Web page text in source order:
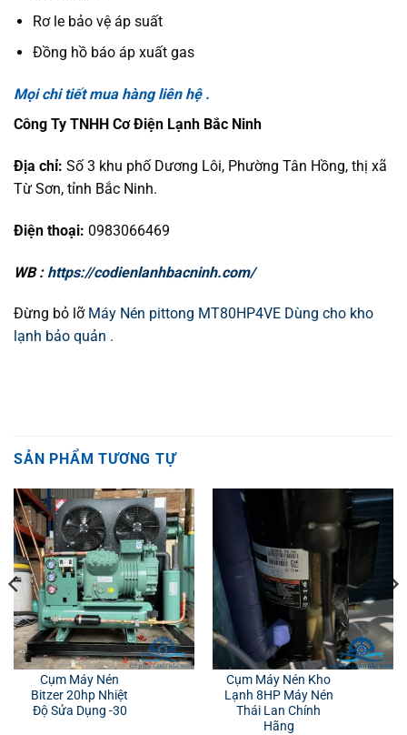
Rơ le bảo vệ áp suất
Đồng hồ báo áp xuất gas
Mọi chi tiết mua hàng liên hệ .
Công Ty TNHH Cơ Điện Lạnh Bắc Ninh
Địa chỉ: Số 3 khu phố Dương Lôi, Phường Tân Hồng, thị xã
Từ Sơn, tỉnh Bắc Ninh.
Điện thoại: 0983066469
WB : https://codienlanhbacninh.com/
Đừng bỏ lỡ Máy Nén pittong MT80HP4VE Dùng cho kho
lạnh bảo quản .
SẢN PHẨM TƯƠNG TỰ
Cụm Máy Nén
Bitzer 20hp Nhiệt
Độ Sửa Dụng -30
Cụm Máy Nén Kho
Lạnh 8HP Máy Nén
Thái Lan Chính
Hãng